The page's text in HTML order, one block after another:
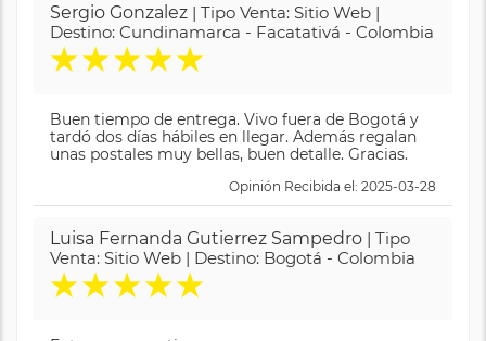
Sergio Gonzalez | Tipo Venta: Sitio Web |
Destino: Cundinamarca - Facatativá - Colombia
★★★★★
Buen tiempo de entrega. Vivo fuera de Bogotá y
tardó dos días hábiles en llegar. Además regalan
unas postales muy bellas, buen detalle. Gracias.
Opinión Recibida el: 2025-03-28
Luisa Fernanda Gutierrez Sampedro | Tipo
Venta: Sitio Web | Destino: Bogotá - Colombia
★★★★★